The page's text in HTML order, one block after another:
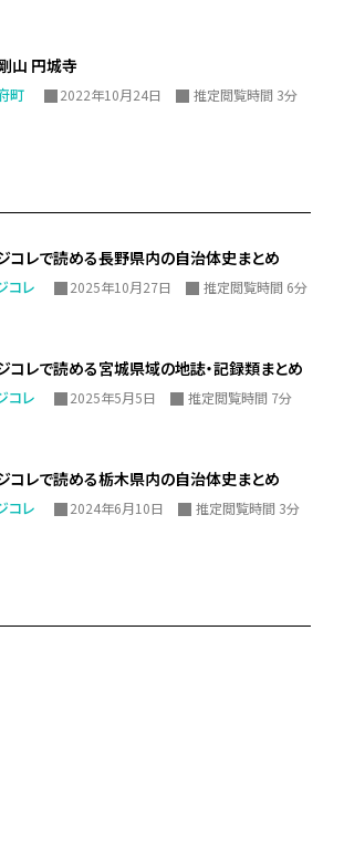
山 円城寺
町 2022年10月24日 推定閲覧時間 3分
コレで読める長野県内の自治体史まとめ
コレ 2025年10月27日 推定閲覧時間 6分
コレで読める宮城県域の地誌・記録類まとめ
コレ 2025年5月5日 推定閲覧時間 7分
コレで読める栃木県内の自治体史まとめ
コレ 2024年6月10日 推定閲覧時間 3分